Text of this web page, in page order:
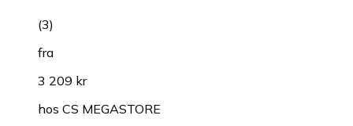
(3)
fra
3 209 kr
hos CS MEGASTORE